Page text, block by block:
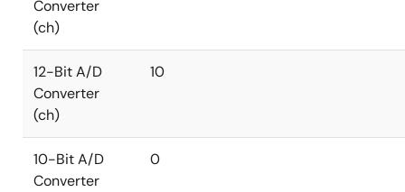
Converter
(ch)
12-Bit A/D
Converter
(ch)
10
10-Bit A/D
Converter
0